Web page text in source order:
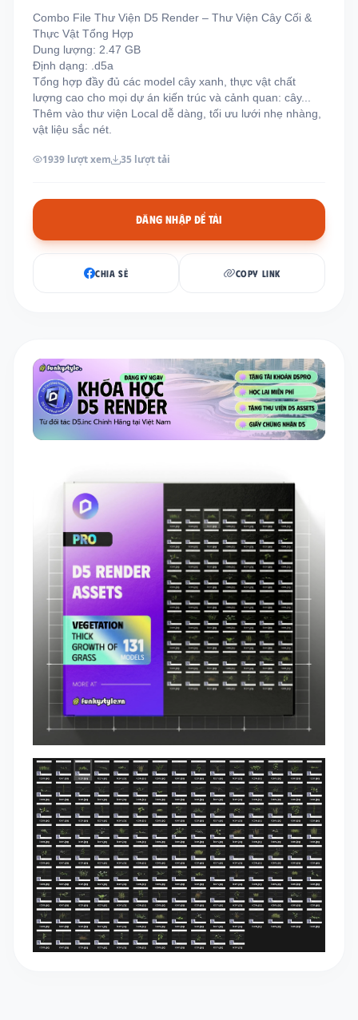
Đăng nhập
Đăng ký
Combo File Thư Viện D5 Render – Thư Viện Cây Cối &
Thực Vật Tổng Hợp
Dung lượng: 2.47 GB
Định dạng: .d5a
Tổng hợp đầy đủ các model cây xanh, thực vật chất
lượng cao cho mọi dự án kiến trúc và cảnh quan: cây...
Thêm vào thư viện Local dễ dàng, tối ưu lưới nhẹ nhàng,
vật liệu sắc nét.
1939 lượt xem 35 lượt tải
ĐĂNG NHẬP ĐỂ TẢI
CHIA SẺ COPY LINK